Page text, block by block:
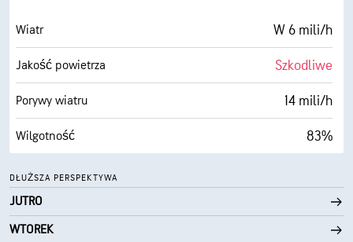
Zachmurzenie 32%
Widoczność 5 mili
Pułap chmur 30000 stopy
Wiatr W 6 mili/h
Jakość powietrza Szkodliwe
Porywy wiatru 14 mili/h
Wilgotność 83%
Punkt rosy
AccuLumen Brightness Index™ 0 (Ciemne)
DŁUŻSZA PERSPEKTYWA
JUTRO
WTOREK